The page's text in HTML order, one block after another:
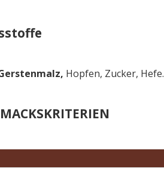
Hopfen, Zucker, Hefe.